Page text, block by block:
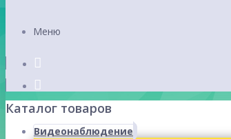
Меню
Каталог товаров
Видеонаблюдение